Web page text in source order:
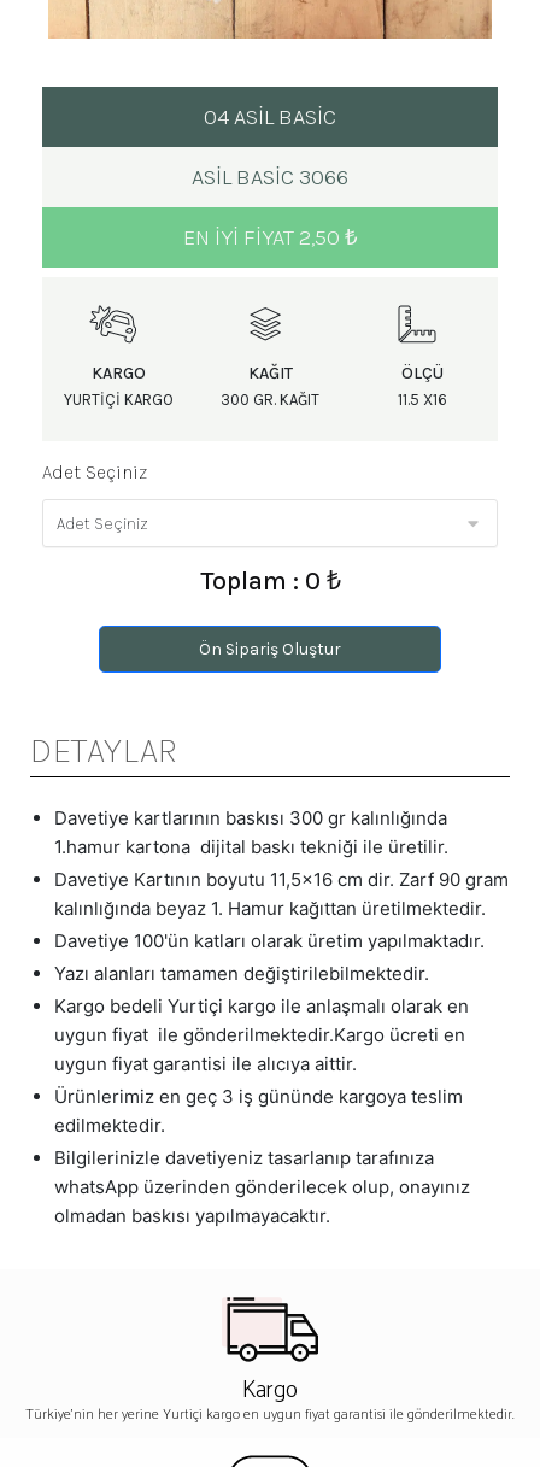
04 ASİL BASİC
ASIL BASIC 3066
EN IYI FIYAT 2,50 ₺
KARGO
YURTIÇI KARGO
KAĞIT
300 GR. KAĞIT
ÖLÇÜ
11.5 X16
Adet Seçiniz
Toplam : 0 ₺
Ön Sipariş Oluştur
DETAYLAR
Davetiye kartlarının baskısı 300 gr kalınlığında
1.hamur kartona dijital baskı tekniği ile üretilir.
Davetiye Kartının boyutu 11,5x16 cm dir. Zarf 90 gram
kalınlığında beyaz 1. Hamur kağıttan üretilmektedir.
Davetiye 100'ün katları olarak üretim yapılmaktadır.
Yazı alanları tamamen değiştirilebilmektedir.
Kargo bedeli Yurtiçi kargo ile anlaşmalı olarak en
uygun fiyat ile gönderilmektedir.Kargo ücreti en
uygun fiyat garantisi ile alıcıya aittir.
Ürünlerimiz en geç 3 iş gününde kargoya teslim
edilmektedir.
Bilgilerinizle davetiyeniz tasarlanıp tarafınıza
whatsApp üzerinden gönderilecek olup, onayınız
olmadan baskısı yapılmayacaktır.
Kargo
Türkiye'nin her yerine Yurtiçi kargo en uygun fiyat garantisi ile gönderilmektedir.